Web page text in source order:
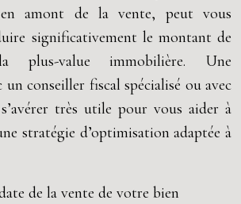
en amont de la vente, peut vous
significativement le montant de
plus-value immobilière. Une
conseiller fiscal spécialisé ou avec
très utile pour vous aider à
stratégie d’optimisation adaptée à
de la vente de votre bien